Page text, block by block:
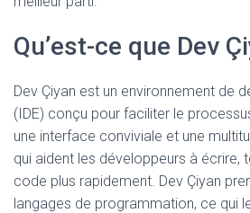
Qu’est-ce que Dev
Dev Çiyan est un environnement de
(IDE) conçu pour faciliter le
une interface conviviale et une
qui aident les développeurs à écrire,
code plus rapidement. Dev Çiyan
langages de programmation, ce qui